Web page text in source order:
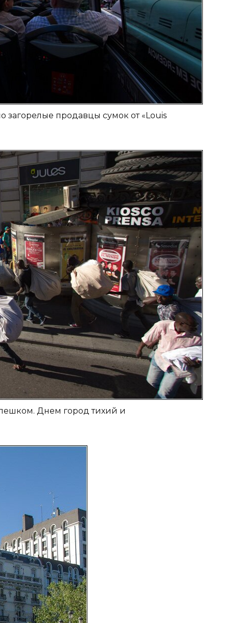
загорелые продавцы сумок от «Louis
Днем город тихий и